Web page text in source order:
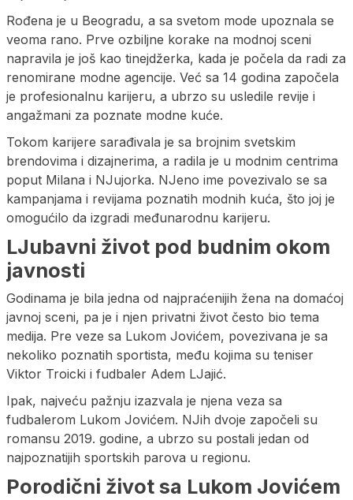
Rođena je u Beogradu, a sa svetom mode upoznala se
veoma rano. Prve ozbiljne korake na modnoj sceni
napravila je još kao tinejdžerka, kada je počela da radi za
renomirane modne agencije. Već sa 14 godina započela
je profesionalnu karijeru, a ubrzo su usledile revije i
angažmani za poznate modne kuće.
Tokom karijere sarađivala je sa brojnim svetskim
brendovima i dizajnerima, a radila je u modnim centrima
poput Milana i NJujorka. NJeno ime povezivalo se sa
kampanjama i revijama poznatih modnih kuća, što joj je
omogućilo da izgradi međunarodnu karijeru.
LJubavni život pod budnim okom
javnosti
Godinama je bila jedna od najpraćenijih žena na domaćoj
javnoj sceni, pa je i njen privatni život često bio tema
medija. Pre veze sa Lukom Jovićem, povezivana je sa
nekoliko poznatih sportista, među kojima su teniser
Viktor Troicki i fudbaler Adem LJajić.
Ipak, najveću pažnju izazvala je njena veza sa
fudbalerom Lukom Jovićem. NJih dvoje započeli su
romansu 2019. godine, a ubrzo su postali jedan od
najpoznatijih sportskih parova u regionu.
Porodični život sa Lukom Jovićem